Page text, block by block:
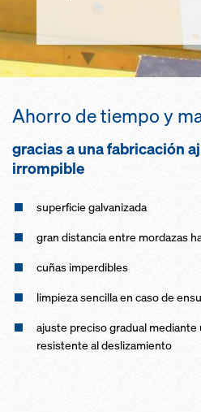
Ahorro de tiempo y
gracias a una fabricación
irrompible
superficie galvanizada
gran distancia entre mordazas
cuñas imperdibles
limpieza sencilla en caso de
ajuste preciso gradual mediante
resistente al deslizamiento